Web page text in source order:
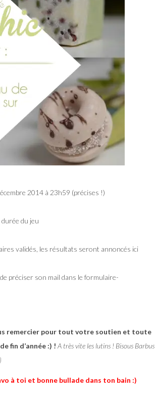
2014 à 23h59 (précises !)
du jeu
validés, les résultats seront annoncés ici
préciser son mail dans le formulaire-
remercier pour tout votre soutien et toute
fin d’année :) ! A très vite les lutins ! Bisous Barbus
à toi et bonne bullade dans ton bain :)